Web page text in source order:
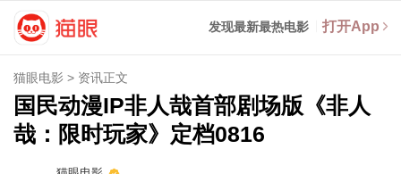
发现最新最热电影 打开App
猫眼电影 > 资讯正文
国民动漫IP非人哉首部剧场版《非人
哉：限时玩家》定档0816